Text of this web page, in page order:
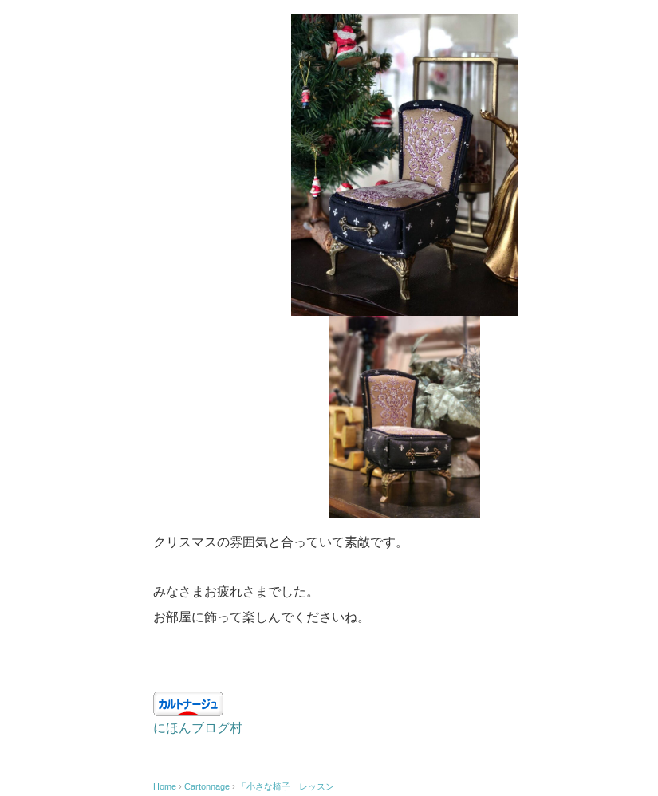
クリスマスの雰囲気と合っていて素敵です。
みなさまお疲れさまでした。
お部屋に飾って楽しんでくださいね。
にほんブログ村
Home › Cartonnage ›
「小さな椅子」レッスン